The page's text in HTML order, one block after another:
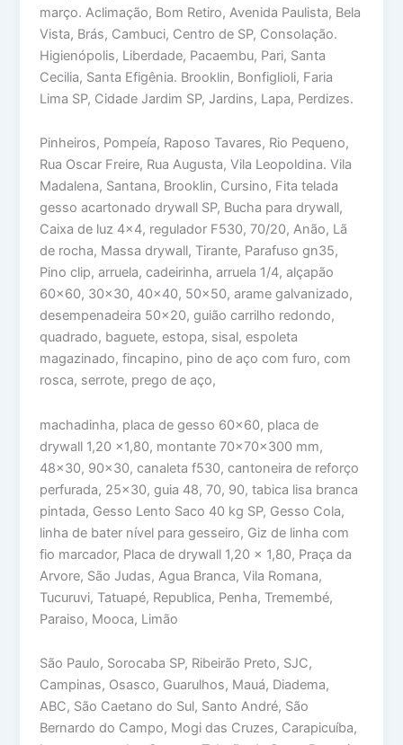
março. Aclimação, Bom Retiro, Avenida Paulista, Bela
Vista, Brás, Cambuci, Centro de SP, Consolação.
Higienópolis, Liberdade, Pacaembu, Pari, Santa
Cecilia, Santa Efigênia. Brooklin, Bonfiglioli, Faria
Lima SP, Cidade Jardim SP, Jardins, Lapa, Perdizes.
Pinheiros, Pompeía, Raposo Tavares, Rio Pequeno,
Rua Oscar Freire, Rua Augusta, Vila Leopoldina. Vila
Madalena, Santana, Brooklin, Cursino, Fita telada
gesso acartonado drywall SP, Bucha para drywall,
Caixa de luz 4×4, regulador F530, 70/20, Anão, Lã
de rocha, Massa drywall, Tirante, Parafuso gn35,
Pino clip, arruela, cadeirinha, arruela 1/4, alçapão
60×60, 30×30, 40×40, 50×50, arame galvanizado,
desempenadeira 50×20, guião carrilho redondo,
quadrado, baguete, estopa, sisal, espoleta
magazinado, fincapino, pino de aço com furo, com
rosca, serrote, prego de aço,
machadinha, placa de gesso 60×60, placa de
drywall 1,20 x1,80, montante 70x70x300 mm,
48×30, 90×30, canaleta f530, cantoneira de reforço
perfurada, 25×30, guia 48, 70, 90, tabica lisa branca
pintada, Gesso Lento Saco 40 kg SP, Gesso Cola,
linha de bater nível para gesseiro, Giz de linha com
fio marcador, Placa de drywall 1,20 x 1,80, Praça da
Arvore, São Judas, Agua Branca, Vila Romana,
Tucuruvi, Tatuapé, Republica, Penha, Tremembé,
Paraiso, Mooca, Limão
São Paulo, Sorocaba SP, Ribeirão Preto, SJC,
Campinas, Osasco, Guarulhos, Mauá, Diadema,
ABC, São Caetano do Sul, Santo André, São
Bernardo do Campo, Mogi das Cruzes, Carapicuíba,